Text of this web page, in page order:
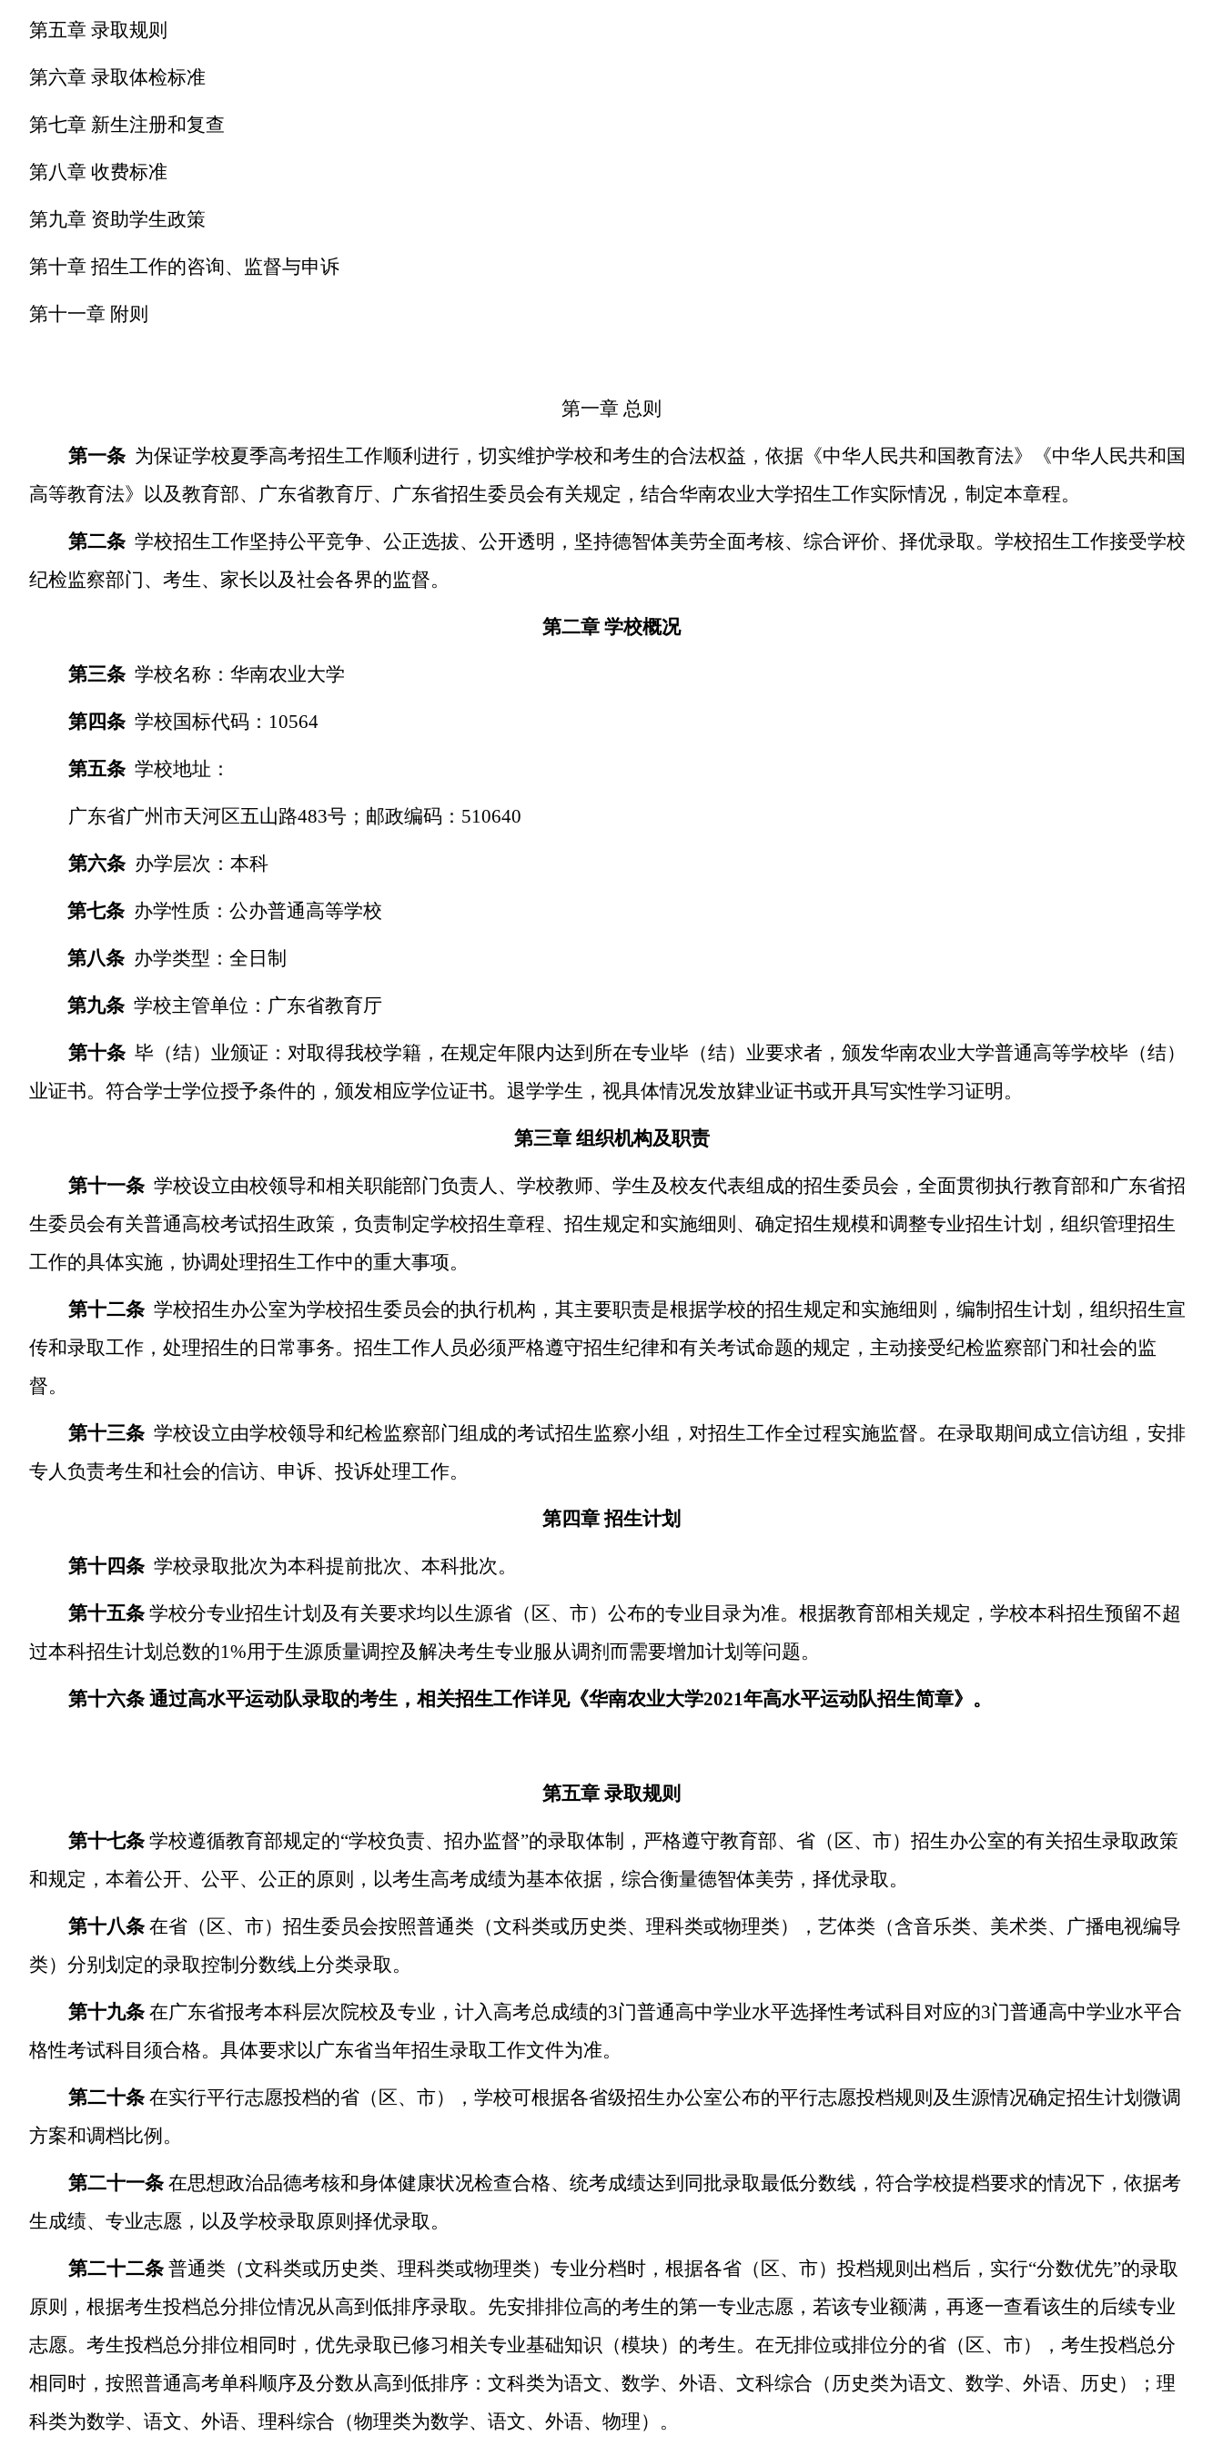
第五章 录取规则
第六章 录取体检标准
第七章 新生注册和复查
第八章 收费标准
第九章 资助学生政策
第十章 招生工作的咨询、监督与申诉
第十一章 附则
第一章 总则
第一条 为保证学校夏季高考招生工作顺利进行，切实维护学校和考生的合法权益，依据《中华人民共和国教育法》《中华人民共和国
高等教育法》以及教育部、广东省教育厅、广东省招生委员会有关规定，结合华南农业大学招生工作实际情况，制定本章程。
第二条 学校招生工作坚持公平竞争、公正选拔、公开透明，坚持德智体美劳全面考核、综合评价、择优录取。学校招生工作接受学校
纪检监察部门、考生、家长以及社会各界的监督。
第二章 学校概况
第三条 学校名称： 华南农业大学
第四条 学校国标代码： 10564
第五条 学校地址：
广东省广州市天河区五山路483号；邮政编码： 510640
第六条 办学层次： 本科
第七条 办学性质：公办普通高等学校
第八条 办学类型：全日制
第九条 学校主管单位：广东省教育厅
第十条 毕（结）业颁证：对取得我校学籍，在规定年限内达到所在专业毕（结）业要求者，颁发华南农业大学普通高等学校毕（结）
业证书。符合学士学位授予条件的，颁发相应学位证书。 退学学生，视具体情况发放肄业证书或开具写实性学习证明。
第三章 组织机构及职责
第十一条 学校设立由校领导和相关职能部门负责人、学校教师、学生及校友代表组成的招生委员会，全面贯彻执行教育部和广东省招
生委员会有关普通高校考试招生政策，负责制定学校招生章程、招生规定和实施细则、确定招生规模和调整专业招生计划，组织管理招生
工作的具体实施，协调处理招生工作中的重大事项。
第十二条 学校招生办公室为学校招生委员会的执行机构，其主要职责是根据学校的招生规定和实施细则，编制招生计划，组织招生宣
传和录取工作，处理招生的日常事务。招生工作人员必须严格遵守招生纪律和有关考试命题的规定，主动接受纪检监察部门和社会的监
督。
第十三条 学校设立由学校领导和纪检监察部门组成的考试招生监察小组，对招生工作全过程实施监督。在录取期间成立信访组，安排
专人负责考生和社会的信访、申诉、投诉处理工作。
第四章招生计划
第十四条 学校录取批次为本科提前批次、 本科批次。
第十五条 学校分专业招生计划及有关要求均以生源省（区、市）公布的专业目录为准。根据教育部相关规定，学校本科招生预留不超
过本科招生计划总数的1%用于生源质量调控及解决考生专业服从调剂而需要增加计划等问题。
第十六条 通过高水平运动队录取的考生，相关招生工作详见《华南农业大学2021年高水平运动队招生简章》。
第五章 录取规则
第十七条 学校遵循教育部规定的“学校负责、招办监督”的录取体制，严格遵守教育部、省（区、市）招生办公室的有关招生录取政策
和规定，本着公开、公平、公正的原则，以考生高考成绩为基本依据，综合衡量德智体美劳，择优录取。
第十八条 在省（区、市）招生委员会按照普通类（文科类或历史类、理科类或物理类），艺体类（含音乐类、美术类、广播电视编导
类）分别划定的录取控制分数线上分类录取。
第十九条 在广东省报考本科层次院校及专业，计入高考总成绩的3门普通高中学业水平选择性考试科目对应的3门普通高中学业水平合
格性考试科目须合格。具体要求以广东省当年招生录取工作文件为准。
第二十条 在实行平行志愿投档的省（区、市），学校可根据各省级招生办公室公布的平行志愿投档规则及生源情况确定招生计划微调
方案和调档比例。
第二十一条 在思想政治品德考核和身体健康状况检查合格、统考成绩达到同批录取最低分数线，符合学校提档要求的情况下，依据考
生成绩、专业志愿，以及学校录取原则择优录取。
第二十二条 普通类（文科类或历史类、理科类或物理类）专业分档时，根据各省（区、市）投档规则出档后，实行“分数优先”的录取
原则，根据考生投档总分排位情况从高到低排序录取。先安排排位高的考生的第一专业志愿，若该专业额满，再逐一查看该生的后续专业
志愿。考生投档总分排位相同时，优先录取已修习相关专业基础知识（模块）的考生。在无排位或排位分的省（区、市），考生投档总分
相同时，按照普通高考单科顺序及分数从高到低排序：文科类为语文、数学、外语、文科综合（历史类为语文、数学、外语、历史）；理
科类为数学、语文、外语、理科综合（物理类为数学、语文、外语、物理）。